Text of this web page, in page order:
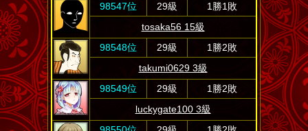
98547位
29級
1勝1敗
tosaka56 15級
98548位
29級
1勝2敗
takumi0629 3級
98549位
29級
1勝2敗
luckygate100 3級